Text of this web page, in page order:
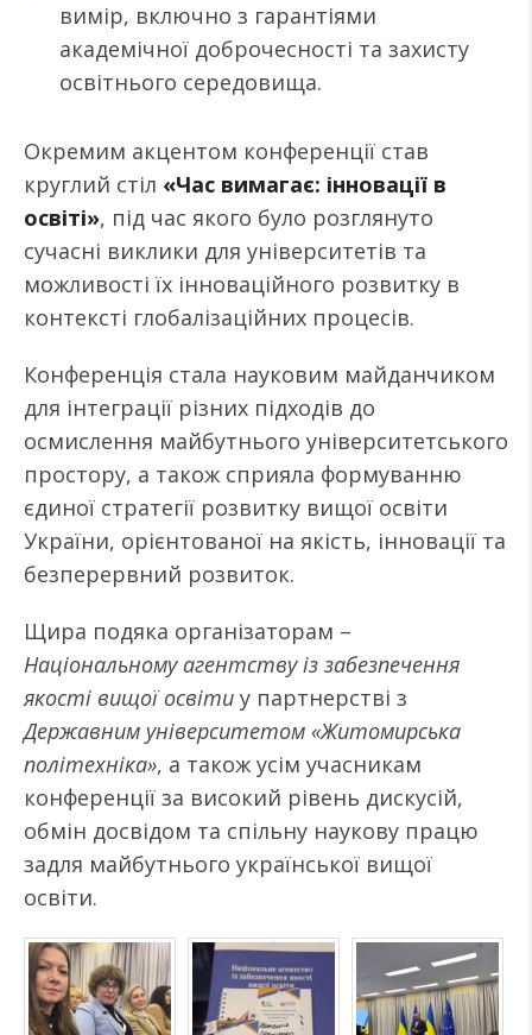
вимір, включно з гарантіями
академічної доброчесності та захисту
освітнього середовища.
Окремим акцентом конференції став
круглий стіл «Час вимагає: інновації в
освіті», під час якого було розглянуто
сучасні виклики для університетів та
можливості їх інноваційного розвитку в
контексті глобалізаційних процесів.
Конференція стала науковим майданчиком
для інтеграції різних підходів до
осмислення майбутнього університетського
простору, а також сприяла формуванню
єдиної стратегії розвитку вищої освіти
України, орієнтованої на якість, інновації та
безперервний розвиток.
Щира подяка організаторам –
Національному агентству із забезпечення
якості вищої освіти у партнерстві з
Державним університетом «Житомирська
політехніка», а також усім учасникам
конференції за високий рівень дискусій,
обмін досвідом та спільну наукову працю
задля майбутнього української вищої
освіти.